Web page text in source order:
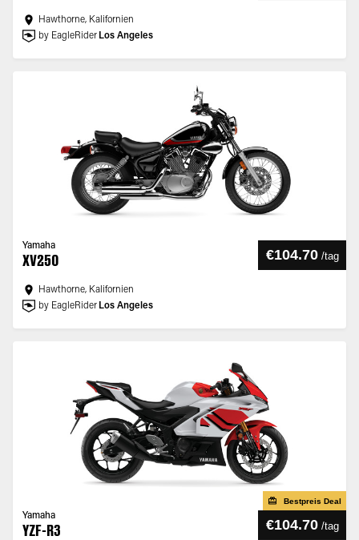
Hawthorne, Kalifornien
by EagleRider Los Angeles
Yamaha
XV250 €104.70 /tag
Hawthorne, Kalifornien
by EagleRider Los Angeles
Bestpreis Deal
Yamaha
YZF-R3 €104.70 /tag